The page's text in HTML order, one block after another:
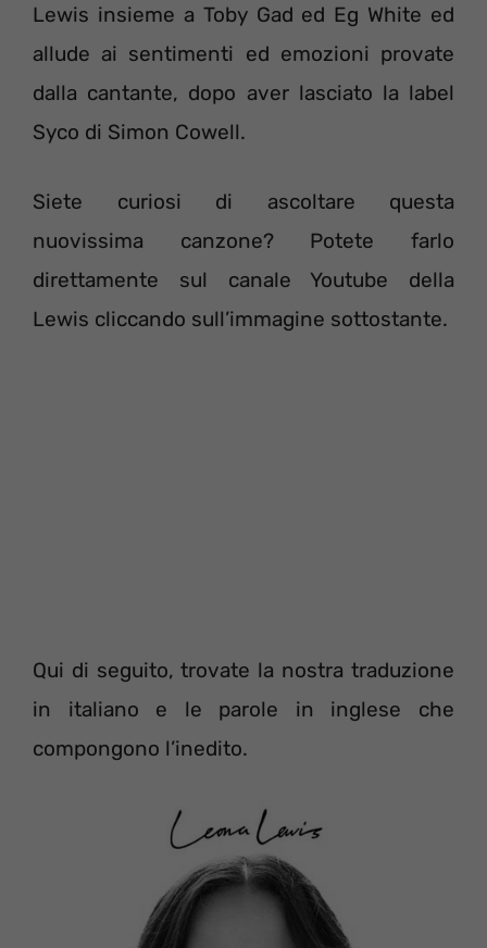
Lewis insieme a Toby Gad ed Eg White ed
allude ai sentimenti ed emozioni provate
dalla cantante, dopo aver lasciato la label
Syco di Simon Cowell.
Siete curiosi di ascoltare questa
nuovissima canzone? Potete farlo
direttamente sul canale Youtube della
Lewis cliccando sull’immagine sottostante.
Qui di seguito, trovate la nostra traduzione
in italiano e le parole in inglese che
compongono l’inedito.